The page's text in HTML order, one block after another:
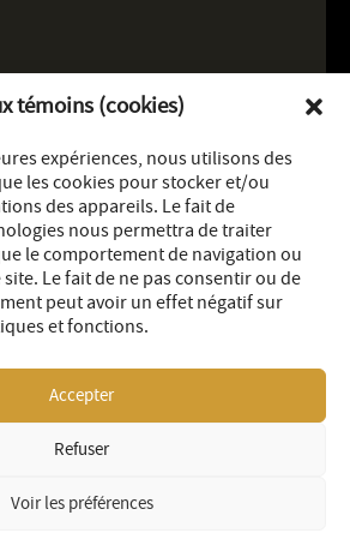
témoins (cookies)
expériences, nous utilisons des
les cookies pour stocker et/ou
des appareils. Le fait de
nous permettra de traiter
le comportement de navigation ou
Le fait de ne pas consentir ou de
peut avoir un effet négatif sur
et fonctions.
Accepter
Refuser
Voir les préférences
© 2026 OR Royalties Inc